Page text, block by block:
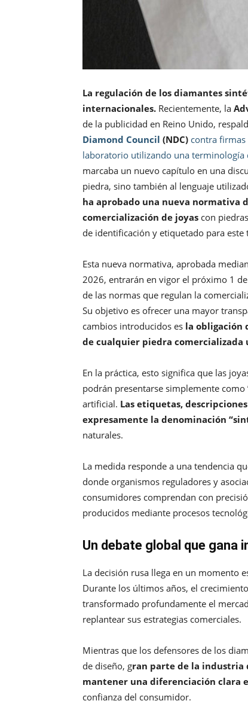
La regulación de los diamantes
internacionales. Recientemente, la
de la publicidad en Reino Unido,
Diamond Council (NDC) contra
laboratorio utilizando una terminología
marcaba un nuevo capítulo en una
piedra, sino también al lenguaje
ha aprobado una nueva normativa
comercialización de joyas con
de identificación y etiquetado para
Esta nueva normativa, aprobada
2026, entrarán en vigor el próximo 1
de las normas que regulan la
Su objetivo es ofrecer una mayor
cambios introducidos es la obligación
de cualquier piedra
En la práctica, esto significa que las
podrán presentarse simplemente como
artificial. Las etiquetas,
expresamente la denominación
naturales.
La medida responde a una tendencia
donde organismos reguladores y
consumidores comprendan con
producidos mediante procesos
Un debate global que gana
La decisión rusa llega en un momento
Durante los últimos años, el
transformado profundamente el
replantear sus estrategias comerciales.
Mientras que los defensores de los
de diseño, gran parte de la industria
mantener una diferenciación clara
confianza del consumidor.